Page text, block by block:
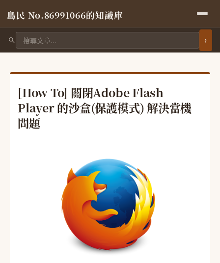
島民 No.86991066的知識庫
搜尋文章
[How To] 關閉Adobe Flash
Player 的沙盒(保護模式) 解決當機
問題